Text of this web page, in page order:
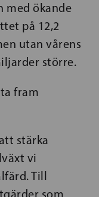
med ökande
på 12,2
utan vårens
större.
fram
stärka
vi
Till
som